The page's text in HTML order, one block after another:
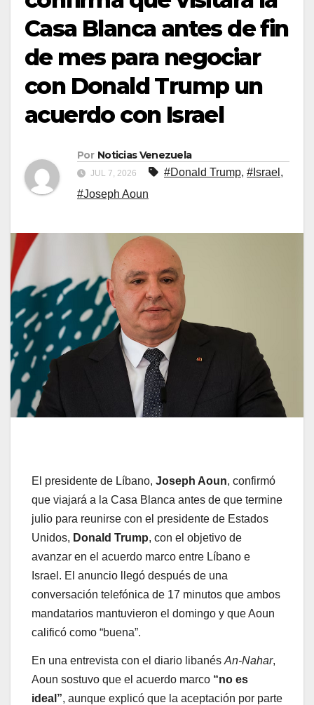
Casa Blanca antes de fin
de mes para negociar
con Donald Trump un
acuerdo con Israel
Por Noticias Venezuela
JUL 7, 2026 #Donald Trump, #Israel ,
#Joseph Aoun
El presidente de Líbano, Joseph Aoun, confirmó
que viajará a la Casa Blanca antes de que termine
julio para reunirse con el presidente de Estados
Unidos, Donald Trump, con el objetivo de
avanzar en el acuerdo marco entre Líbano e
Israel. El anuncio llegó después de una
conversación telefónica de 17 minutos que ambos
mandatarios mantuvieron el domingo y que Aoun
calificó como “buena”.
En una entrevista con el diario libanés An-Nahar,
Aoun sostuvo que el acuerdo marco “no es
ideal”, aunque explicó que la aceptación por parte